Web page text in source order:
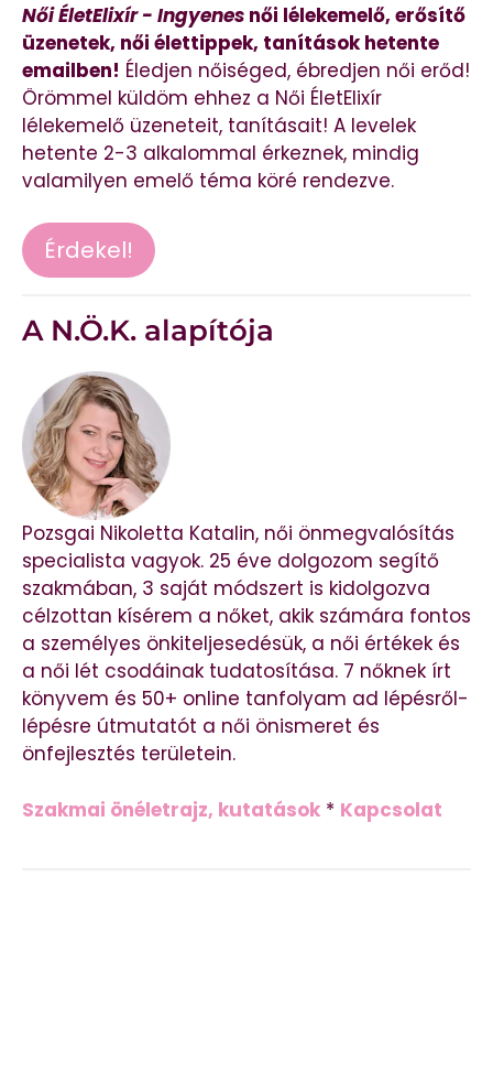
Női ÉletElixír - Ingyenes női lélekemelő, erősítő
üzenetek, női élettippek, tanítások hetente
emailben! Éledjen nőiséged, ébredjen női erőd!
Örömmel küldöm ehhez a Női ÉletElixír
lélekemelő üzeneteit, tanításait! A levelek
hetente 2-3 alkalommal érkeznek, mindig
valamilyen emelő téma köré rendezve.
Érdekel!
A N.Ö.K. alapítója
Pozsgai Nikoletta Katalin, női önmegvalósítás
specialista vagyok. 25 éve dolgozom segítő
szakmában, 3 saját módszert is kidolgozva
célzottan kísérem a nőket, akik számára fontos
a személyes önkiteljesedésük, a női értékek és
a női lét csodáinak tudatosítása. 7 nőknek írt
könyvem és 50+ online tanfolyam ad lépésről-
lépésre útmutatót a női önismeret és
önfejlesztés területein.
Szakmai önéletrajz, kutatások * Kapcsolat